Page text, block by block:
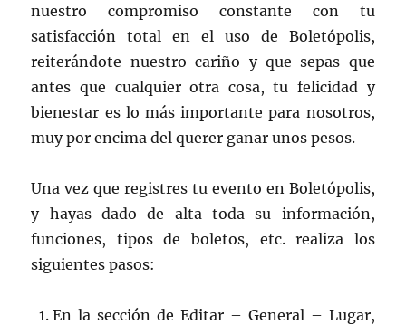
nuestro compromiso constante con tu
satisfacción total en el uso de Boletópolis,
reiterándote nuestro cariño y que sepas que
antes que cualquier otra cosa, tu felicidad y
bienestar es lo más importante para nosotros,
muy por encima del querer ganar unos pesos.
Una vez que registres tu evento en Boletópolis,
y hayas dado de alta toda su información,
funciones, tipos de boletos, etc. realiza los
siguientes pasos:
En la sección de Editar – General – Lugar,